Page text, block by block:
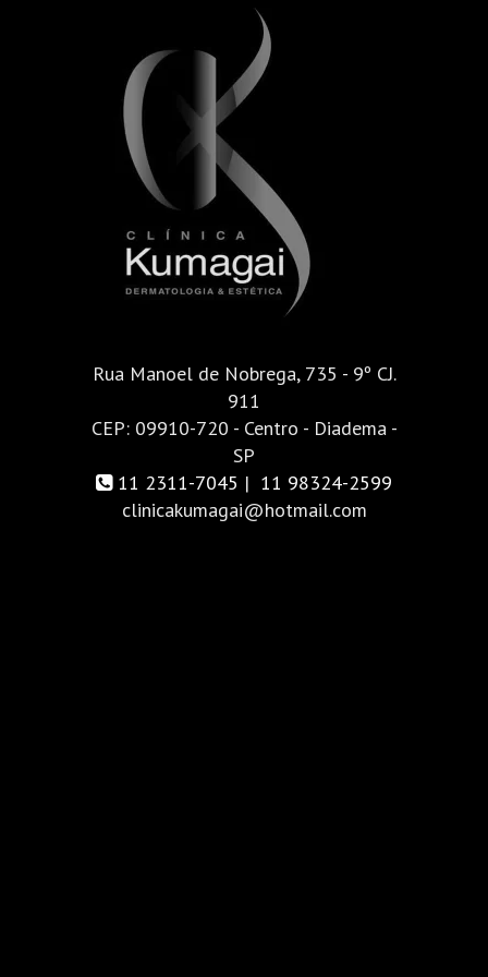
Rua Manoel de Nobrega, 735 - 9º CJ.
911
CEP: 09910-720 - Centro - Diadema -
SP
11 2311-7045 | 11 98324-2599
clinicakumagai@hotmail.com